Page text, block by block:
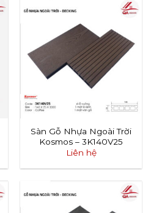
Sàn Gỗ Nhựa Ngoài Trời
Kosmos – 3K140V25
Liên hệ